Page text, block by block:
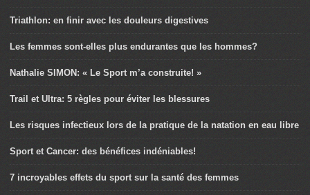
Triathlon: en finir avec les douleurs digestives
Les femmes sont-elles plus endurantes que les hommes?
Nathalie SIMON: « Le Sport m’a construite! »
Trail et Ultra: 5 règles pour éviter les blessures
Les risques infectieux lors de la pratique de la natation en eau libre
Sport et Cancer: des bénéfices indéniables!
7 incroyables effets du sport sur la santé des femmes